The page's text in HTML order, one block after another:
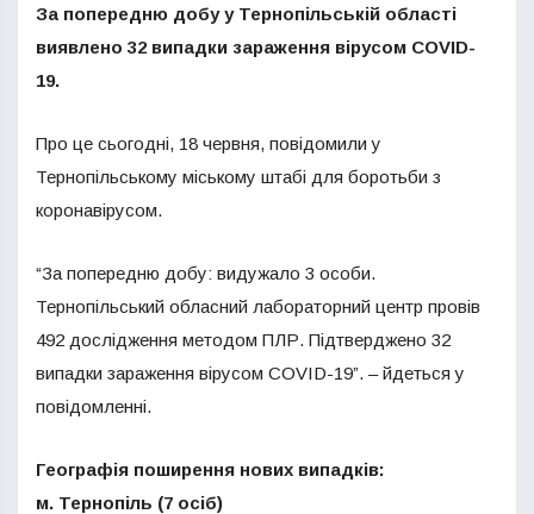
За попередню добу у Тернопільській області
виявлено 32 випадки зараження вірусом COVID-
19.
Про це сьогодні, 18 червня, повідомили у
Тернопільському міському штабі для боротьби з
коронавірусом.
“За попередню добу: видужало 3 особи.
Тернопільський обласний лабораторний центр провів
492 дослідження методом ПЛР. Підтверджено 32
випадки зараження вірусом COVID-19”. – йдеться у
повідомленні.
Географія поширення нових випадків:
м. Тернопіль (7 осіб)